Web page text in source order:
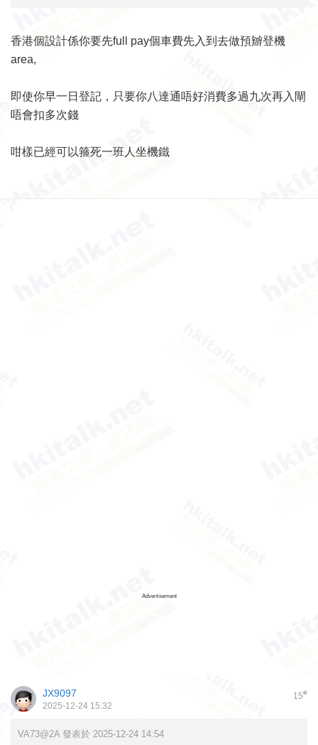
香港個設計係你要先full pay個車費先入到去做預辧登機
area,
即使你早一日登記，只要你八達通唔好消費多過九次再入閘
唔會扣多次錢
咁樣已經可以箍死一班人坐機鐵
Advertisement
15#
JX9097
2025-12-24 15:32
VA73@2A 發表於 2025-12-24 14:54